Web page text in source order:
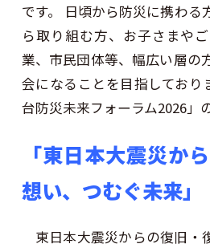
です。 日頃から防災に携わる
ら取り組む方、お子さまや
業、市民団体等、幅広い層の
会になることを目指してお
台防災未来フォーラム2026」
「東日本大震災
想い、つむぐ未来」
東日本大震災からの復旧・